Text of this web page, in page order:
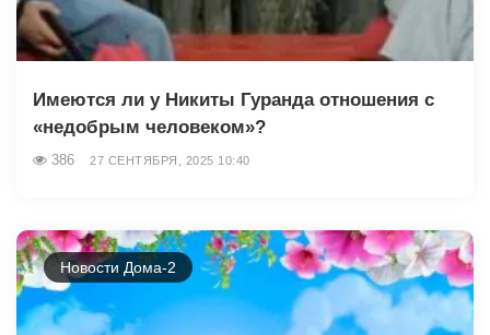
Имеются ли у Никиты Гуранда отношения с
«недобрым человеком»?
386 27 СЕНТЯБРЯ, 2025 10:40
Новости Дома-2